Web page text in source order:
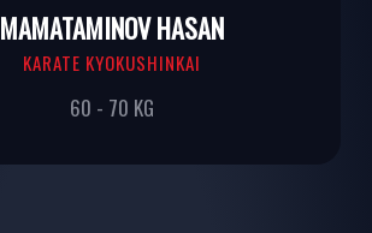
MAMATAMINOV HASAN
KARATE KYOKUSHINKAI
60 - 70 KG